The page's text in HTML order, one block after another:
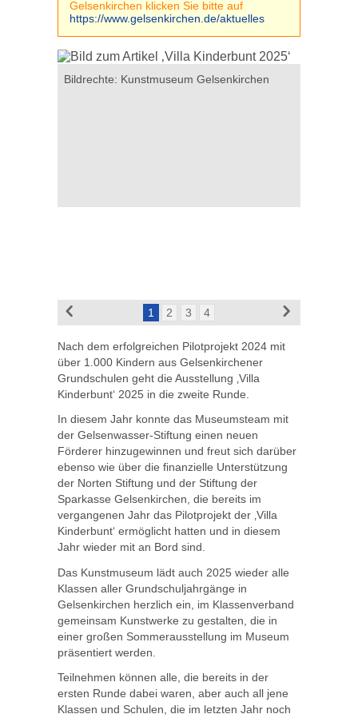
Gelsenkirchen klicken Sie bitte auf
https://www.gelsenkirchen.de/aktuelles
Bildrechte: Kunstmuseum Gelsenkirchen
1 2 3 4
Nach dem erfolgreichen Pilotprojekt 2024 mit
über 1.000 Kindern aus Gelsenkirchener
Grundschulen geht die Ausstellung ‚Villa
Kinderbunt‘ 2025 in die zweite Runde.
In diesem Jahr konnte das Museumsteam mit
der Gelsenwasser-Stiftung einen neuen
Förderer hinzugewinnen und freut sich darüber
ebenso wie über die finanzielle Unterstützung
der Norten Stiftung und der Stiftung der
Sparkasse Gelsenkirchen, die bereits im
vergangenen Jahr das Pilotprojekt der ‚Villa
Kinderbunt‘ ermöglicht hatten und in diesem
Jahr wieder mit an Bord sind.
Das Kunstmuseum lädt auch 2025 wieder alle
Klassen aller Grundschuljahrgänge in
Gelsenkirchen herzlich ein, im Klassenverband
gemeinsam Kunstwerke zu gestalten, die in
einer großen Sommerausstellung im Museum
präsentiert werden.
Teilnehmen können alle, die bereits in der
ersten Runde dabei waren, aber auch all jene
Klassen und Schulen, die im letzten Jahr noch